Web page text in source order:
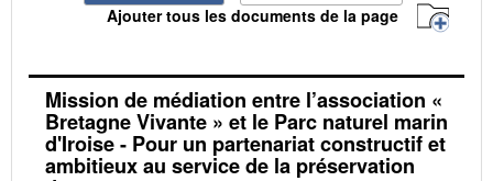
Ajouter tous les documents de la page
Mission de médiation entre l’association «
Bretagne Vivante » et le Parc naturel marin
d'Iroise - Pour un partenariat constructif et
ambitieux au service de la préservation